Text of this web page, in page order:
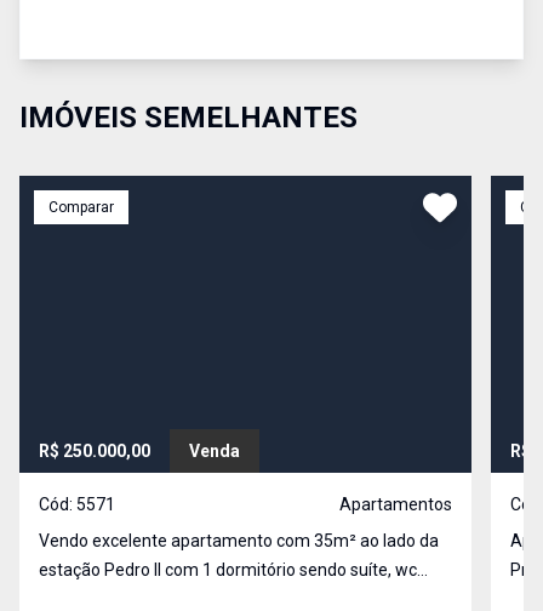
IMÓVEIS SEMELHANTES
Comparar
R$ 250.000,00 Venda
Cód: 5571
Apartamentos
Vendo excelente apartamento com 35m² ao lado da
estação Pedro ll com 1 dormitório sendo suíte, wc
R$